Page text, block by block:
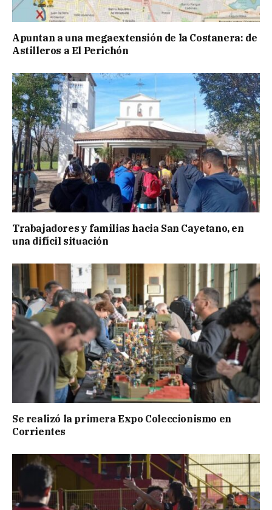
Apuntan a una megaextensión de la Costanera: de
Astilleros a El Perichón
Trabajadores y familias hacia San Cayetano, en
una difícil situación
Se realizó la primera Expo Coleccionismo en
Corrientes